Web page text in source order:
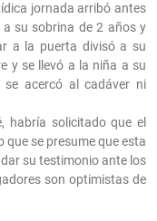
jornada arribó antes
su sobrina de 2 años y
a la puerta divisó a su
y se llevó a la niña a su
acercó al cadáver ni
habría solicitado que el
que se presume que esta
su testimonio ante los
son optimistas de